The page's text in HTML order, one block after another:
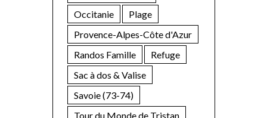
Occitanie
Plage
Provence-Alpes-Côte d'Azur
Randos Famille
Refuge
Sac à dos & Valise
Savoie (73-74)
Tour du Monde de Tristan